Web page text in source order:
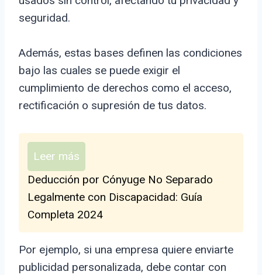
seguridad.
Además, estas bases definen las condiciones
bajo las cuales se puede exigir el
cumplimiento de derechos como el acceso,
rectificación o supresión de tus datos.
Leer más
Deducción por Cónyuge No Separado
Legalmente con Discapacidad: Guía
Completa 2024
Por ejemplo, si una empresa quiere enviarte
publicidad personalizada, debe contar con